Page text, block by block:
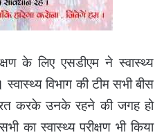
के लिए एसडीएम ने स्वास्थ्य
विभाग की टीम सभी बीस
करके उनके रहने की जगह हो
का स्वास्थ्य परीक्षण भी किया